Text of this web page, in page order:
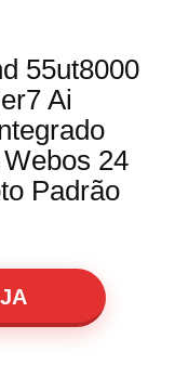
55ut8000
Ai
24
Padrão